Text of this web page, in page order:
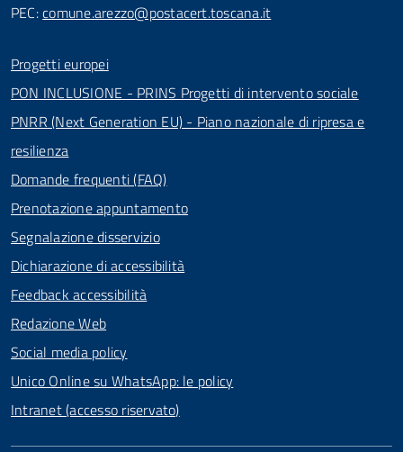
PEC:comune.arezzo@postacert.toscana.it
Progetti europei
PON INCLUSIONE - PRINS Progetti di intervento sociale
PNRR (Next Generation EU) - Piano nazionale di ripresa e
resilienza
Domande frequenti (FAQ)
Prenotazione appuntamento
Segnalazione disservizio
Dichiarazione di accessibilità
Feedback accessibilità
Redazione Web
Social media policy
Unico Online su WhatsApp: le policy
Intranet (accesso riservato)